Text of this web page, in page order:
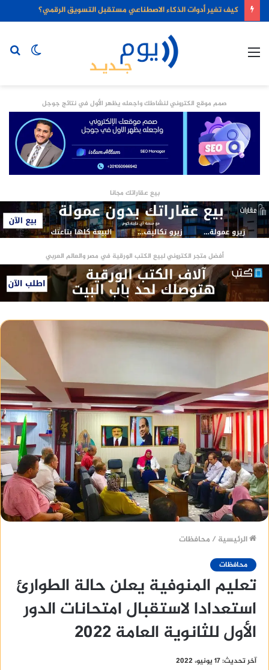
كيف تغير أدوات الذكاء الاصطناعي مستقبل التسويق الرقمي؟
الوضع
صمم موقع الكتروني لنشاطك واجعله يظهر الأول في نتائج جوجل
بيع عقاراتك مجانا
أفضل متجر الكتروني لبيع الكتب الورقية في مصر والعالم العربي
الرئيسية / محافظات
محافظات
تعليم المنوفية يعلن حالة الطوارئ
استعدادا لاستقبال امتحانات الدور
الأول للثانوية العامة 2022
آخر تحديث: 17 يونيو، 2022